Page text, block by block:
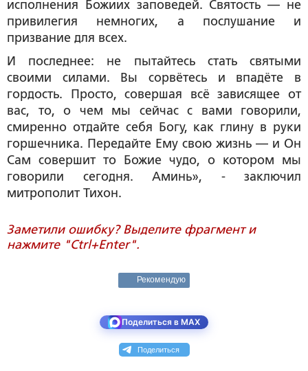
исполнения Божиих заповедей. Святость — не
привилегия немногих, а послушание и
призвание для всех.
И последнее: не пытайтесь стать святыми
своими силами. Вы сорвётесь и впадёте в
гордость. Просто, совершая всё зависящее от
вас, то, о чем мы сейчас с вами говорили,
смиренно отдайте себя Богу, как глину в руки
горшечника. Передайте Ему свою жизнь — и Он
Сам совершит то Божие чудо, о котором мы
говорили сегодня. Аминь», - заключил
митрополит Тихон.
Заметили ошибку? Выделите фрагмент и
нажмите "Ctrl+Enter".
Рекомендую
Поделиться в MAX
Поделиться